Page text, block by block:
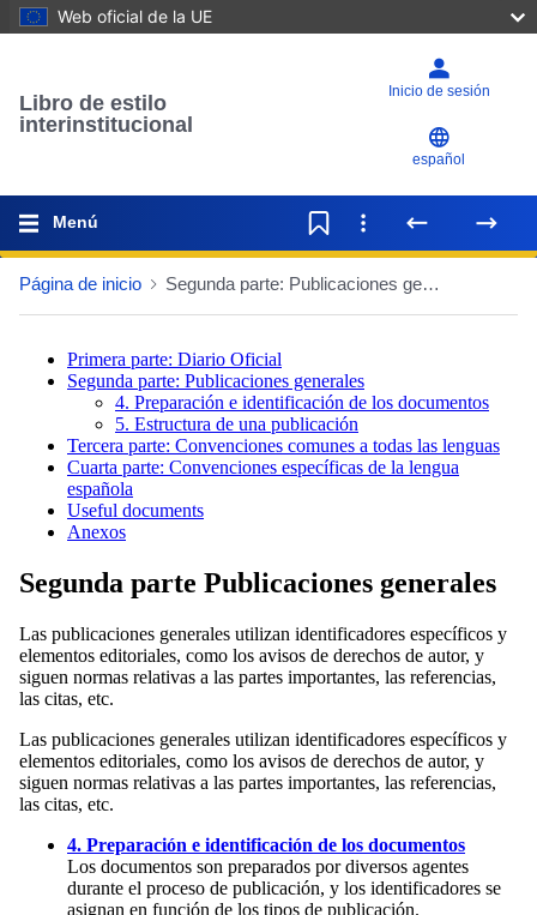
Web oficial de la UE
Libro de estilo
interinstitucional
Inicio de sesión
español
Menú
Página de inicio Segunda parte: Publicaciones generales